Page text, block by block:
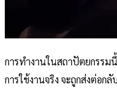
การทำงานในสถาปัตยกรรม
การใช้งานจริง จะถูกส่งต่อ